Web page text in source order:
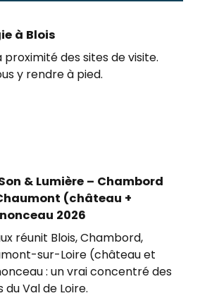
à Blois
proximité des sites de visite.
y rendre à pied.
& Lumière – Chambord
(château +
2026
réunit Blois, Chambord,
sur-Loire (château et
: un vrai concentré des
Val de Loire.